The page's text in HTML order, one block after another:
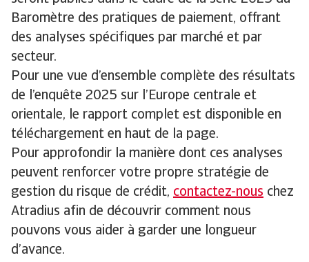
Baromètre des pratiques de paiement, offrant
des analyses spécifiques par marché et par
secteur.
Pour une vue d’ensemble complète des résultats
de l’enquête 2025 sur l’Europe centrale et
orientale, le rapport complet est disponible en
téléchargement en haut de la page.
Pour approfondir la manière dont ces analyses
peuvent renforcer votre propre stratégie de
gestion du risque de crédit, contactez-nous chez
Atradius afin de découvrir comment nous
pouvons vous aider à garder une longueur
d’avance.